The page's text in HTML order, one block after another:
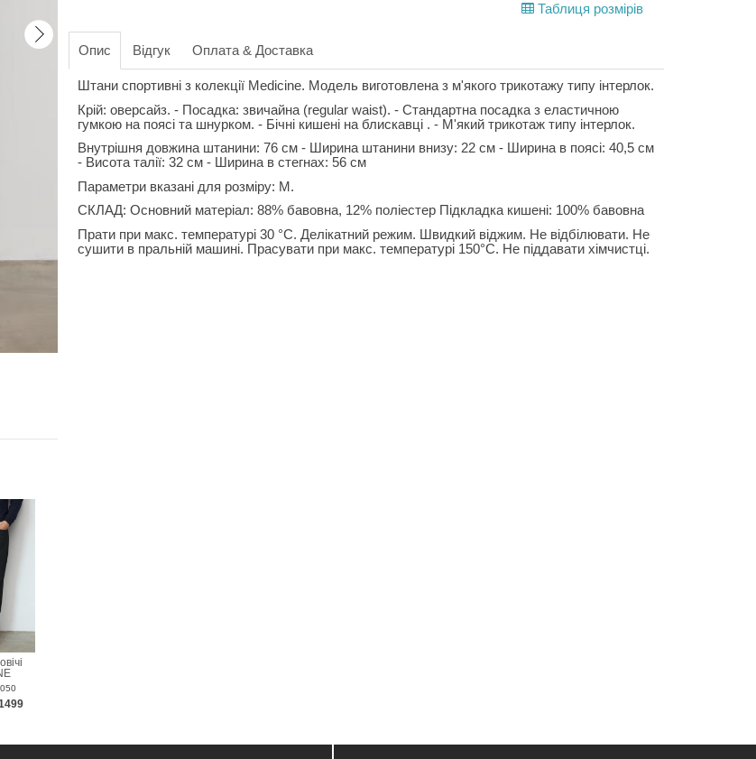
Таблиця розмірів
Опис Відгук Оплата & Доставка
Штани спортивні з колекції Medicine. Модель виготовлена з м'якого трикотажу типу інтерлок.
Крій: оверсайз. - Посадка: звичайна (regular waist). - Стандартна посадка з еластичною
гумкою на поясі та шнурком. - Бічні кишені на блискавці . - М'який трикотаж типу інтерлок.
Внутрішня довжина штанини: 76 см - Ширина штанини внизу: 22 см - Ширина в поясі: 40,5 см
- Висота талії: 32 см - Ширина в стегнах: 56 см
Параметри вказані для розміру: М.
СКЛАД: Основний матеріал: 88% бавовна, 12% поліестер Підкладка кишені: 100% бавовна
Прати при макс. температурі 30 °C. Делікатний режим. Швидкий віджим. Не відбілювати. Не
сушити в пральній машині. Прасувати при макс. температурі 150°C. Не піддавати хімчистці.